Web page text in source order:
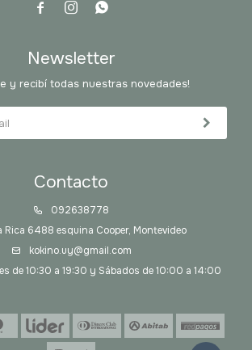
  
Contacto
092638778
Rica 6488 esquina Cooper, Montevideo
kokino.uy@gmail.com
de 10:30 a 19:30 y Sábados de 10:00 a 14:00
Newsletter
y recibí todas nuestras novedades!